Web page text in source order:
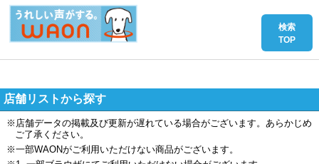
店舗リストから探す
※店舗データの掲載及び更新が遅れている場合がございます。あらかじめ
ご了承ください。
※一部WAONがご利用いただけない商品がございます。